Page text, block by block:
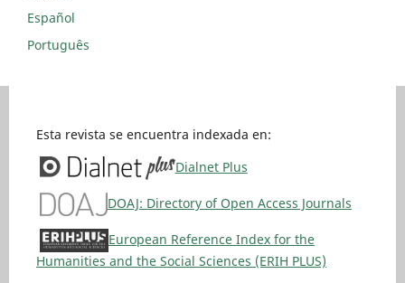
Español
Português
Esta revista se encuentra indexada en:
Dialnet Plus
DOAJ: Directory of Open Access Journals
European Reference Index for the
Humanities and the Social Sciences (ERIH PLUS)